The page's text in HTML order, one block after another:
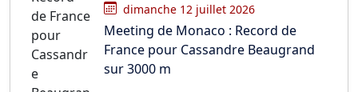
dimanche 12 juillet 2026
Meeting de Monaco : Record de
France pour Cassandre Beaugrand
sur 3000 m